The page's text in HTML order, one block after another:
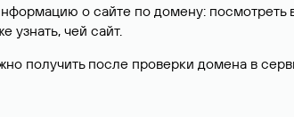
о сайте по домену: посмотреть
узнать, чей сайт.
получить после проверки домена в